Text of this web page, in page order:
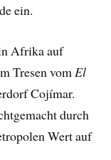
ein.
Afrika auf
Tresen vomEl
Cojímar.
durch
Wert auf